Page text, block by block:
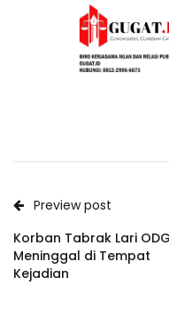
Preview post
Korban Tabrak Lari
Meninggal di Tempat
Kejadian